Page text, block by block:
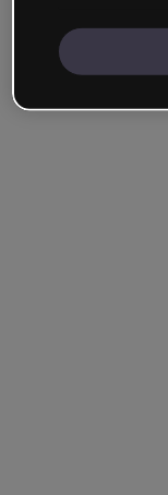
Angemeldet